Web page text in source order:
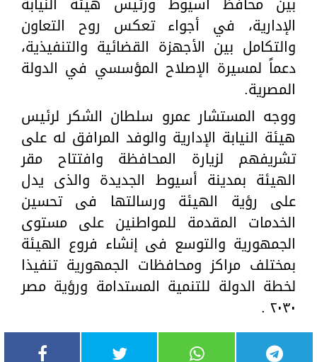
الإدارية، في أجواء تعكس روح التعاون
والتكامل بين الأجهزة القضائية والتنفيذية،
دعماً لمسيرة الإصلاح المؤسسي في الدولة
المصرية.
ووجه المستشار عمرو سلطان الشكر لرئيس
هيئة النيابة الإدارية والوفد المرافق له على
تشريفهم لزيارة المحافظة وافتتاح مقر
الهيئة بمدينة أسيوط الجديدة والذى يدل
على رؤية الهيئة ورسالتها فى تحسين
الخدمات المقدمة للمواطنين على مستوى
الجمهورية والتوسع فى إنشاء فروع الهيئة
بمختلف مراكز ومحافظات الجمهورية تنفيذا
لخطة الدولة للتنمية المستدامة ورؤية مصر
٢٠٣٠ .